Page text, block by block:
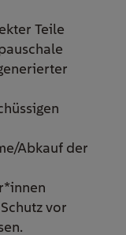
Teile
Abkauf der
vor